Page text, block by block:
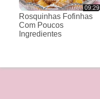
09:29
Rosquinhas Fofinhas
Com Poucos
Ingredientes